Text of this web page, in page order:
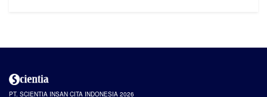
PT. SCIENTIA INSAN CITA INDONESIA 2026